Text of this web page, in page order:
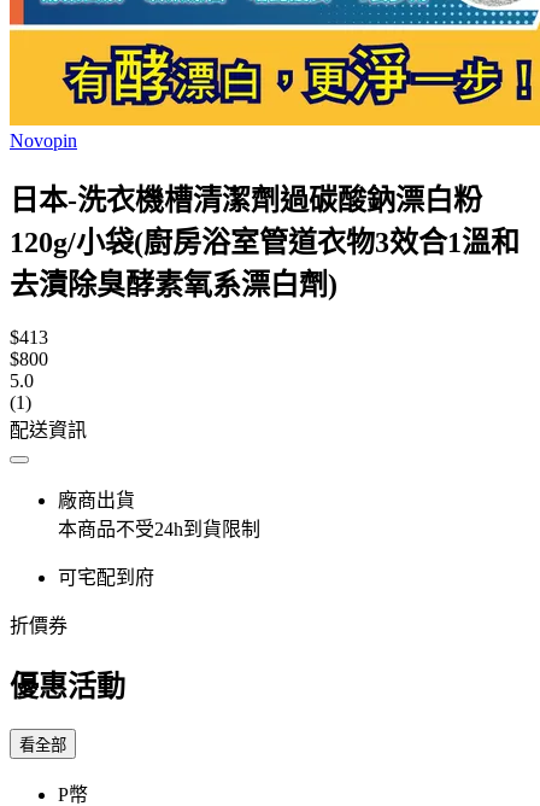
Novopin
日本-洗衣機槽清潔劑過碳酸鈉漂白粉
120g/小袋(廚房浴室管道衣物3效合1溫和
去漬除臭酵素氧系漂白劑)
$413
$800
5.0
(1)
配送資訊
廠商出貨
本商品不受24h到貨限制
可宅配到府
折價券
優惠活動
看全部
P幣